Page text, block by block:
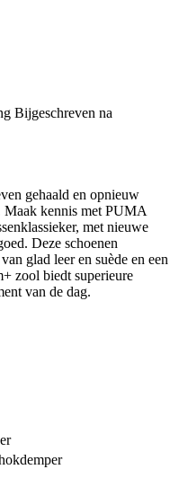
Bijgeschreven na
gehaald en opnieuw
Maak kennis met PUMA
met nieuwe
Deze schoenen
glad leer en suède en een
zool biedt superieure
van de dag.